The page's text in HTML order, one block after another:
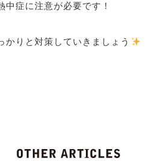
中症に注意が必要です！
かりと対策していきましょう